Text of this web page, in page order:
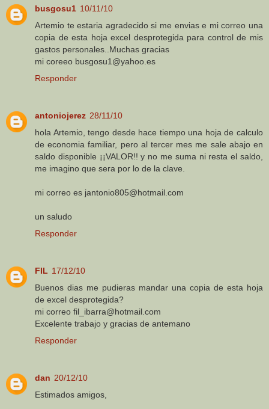
busgosu1 10/11/10
Artemio te estaria agradecido si me envias e mi correo una
copia de esta hoja excel desprotegida para control de mis
gastos personales..Muchas gracias
mi coreeo busgosu1@yahoo.es
Responder
antoniojerez 28/11/10
hola Artemio, tengo desde hace tiempo una hoja de calculo
de economia familiar, pero al tercer mes me sale abajo en
saldo disponible ¡¡VALOR!! y no me suma ni resta el saldo,
me imagino que sera por lo de la clave.
mi correo es jantonio805@hotmail.com
un saludo
Responder
FIL 17/12/10
Buenos dias me pudieras mandar una copia de esta hoja
de excel desprotegida?
mi correo fil_ibarra@hotmail.com
Excelente trabajo y gracias de antemano
Responder
dan 20/12/10
Estimados amigos,